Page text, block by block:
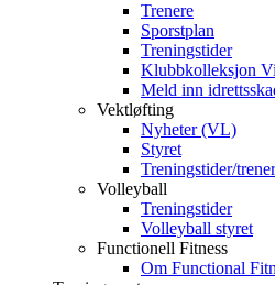
Trenere
Sporstplan
Treningstider
Klubbkolleksjon
Meld inn
Vektløfting
Nyheter (VL)
Styret
Treningstider/
Volleyball
Treningstider
Volleyball styret
Functionell Fitness
Om Functional